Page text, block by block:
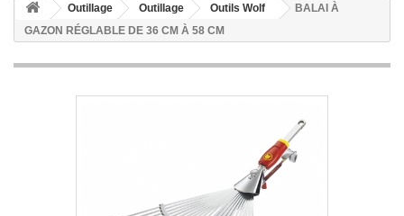
Outillage Outillage Outils Wolf
BALAI À
GAZON RÉGLABLE DE 36 CM À 58 CM